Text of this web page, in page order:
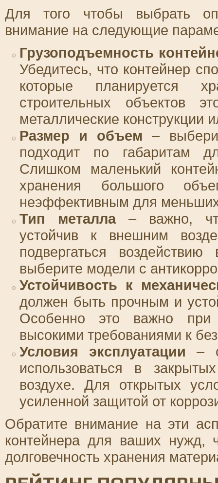
Для того чтобы выбрать
внимание на следующие
Грузоподъемность
Убедитесь, что контейнер
которые планируется
строительных объектов
металлические конструкции
Размер и объем –
подходит по габаритам
Слишком маленький
хранения большого
неэффективным для
Тип металла– важно,
устойчив к внешним
подвергаться
выберите модели с
Устойчивость к
должен быть прочным и
Особенно это важно при
высокими требованиями к
Условия эксплуатации –
использоваться в
воздухе. Для открытых
усиленной защитой от
Обратите внимание на эти
контейнера для ваших нужд,
долговечность хранения